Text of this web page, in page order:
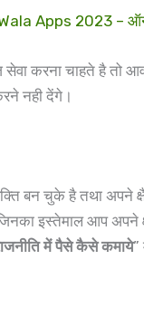
Apps 2023 –
करना चाहते है तो
नही देंगे।
बन चुके है तथा
इस्तेमाल आप अपने
में पैसे कैसे कमाये”